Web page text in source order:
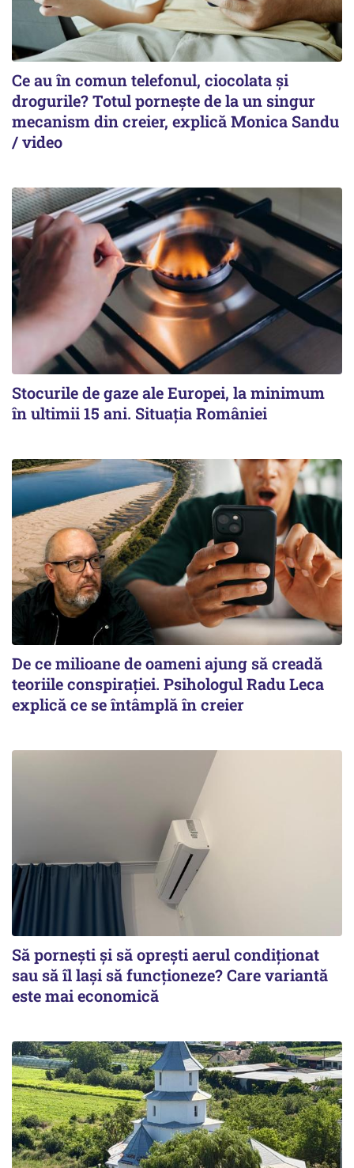
Ce au în comun telefonul, ciocolata și
drogurile? Totul pornește de la un singur
mecanism din creier, explică Monica Sandu
/ video
Stocurile de gaze ale Europei, la minimum
în ultimii 15 ani. Situația României
De ce milioane de oameni ajung să creadă
teoriile conspirației. Psihologul Radu Leca
explică ce se întâmplă în creier
Să pornești și să oprești aerul condiționat
sau să îl lași să funcționeze? Care variantă
este mai economică